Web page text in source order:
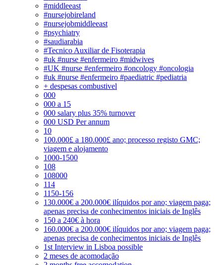
#middleeast
#nursejobireland
#nursejobmiddleeast
#psychiatry
#saudiarabia
#Tecnico Auxiliar de Fisoterapia
#uk #nurse #enfermeiro #midwives
#UK #nurse #enfermeiro #oncology #oncologia
#uk #nurse #enfermeiro #paediatric #pediatria
+ despesas combustivel
000
000 a 15
000 salary plus 35% turnover
000 USD Per annum
10
100.000£ a 180.000£ ano; processo registo GMC;
viagem e alojamento
1000-1500
108
108000
114
1150-156
130.000€ a 200.000€ ilíquidos por ano; viagem paga;
apenas precisa de conhecimentos iniciais de Inglês
150 a 240€ à hora
160.000€ a 200.000€ ilíquidos por ano; viagem paga;
apenas precisa de conhecimentos iniciais de Inglês
1st Interview in Lisboa possible
2 meses de acomodação